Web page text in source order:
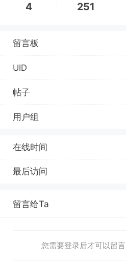
4 251
留言板
UID
帖子
用户组
在线时间
最后访问
留言给Ta
您需要登录后才可以留言